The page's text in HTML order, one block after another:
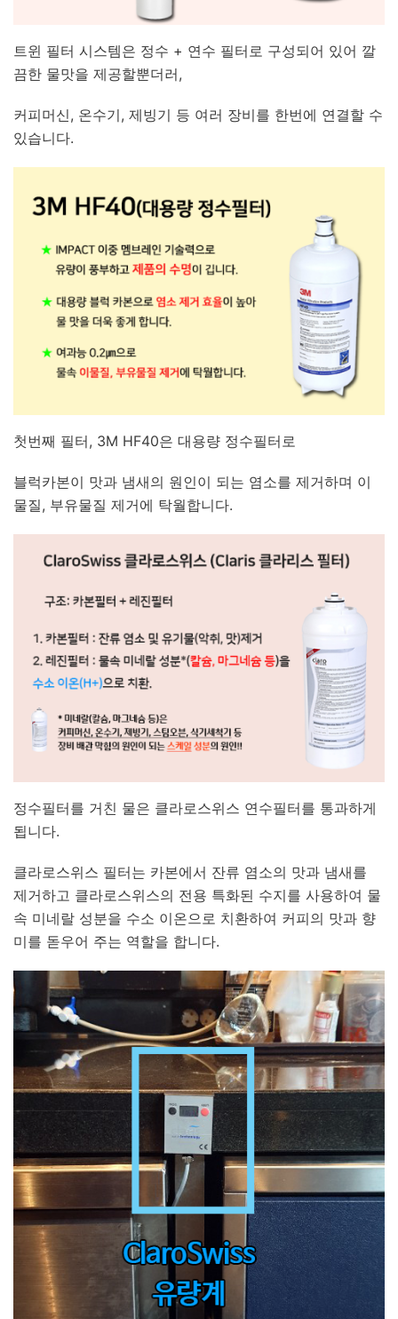
트윈 필터 시스템은 정수 + 연수 필터로 구성되어 있어 깔
끔한 물맛을 제공할뿐더러,
커피머신, 온수기, 제빙기 등 여러 장비를 한번에 연결할 수
있습니다.
첫번째 필터, 3M HF40은 대용량 정수필터로
블럭카본이 맛과 냄새의 원인이 되는 염소를 제거하며 이
물질, 부유물질 제거에 탁월합니다.
정수필터를 거친 물은 클라로스위스 연수필터를 통과하게
됩니다.
클라로스위스 필터는 카본에서 잔류 염소의 맛과 냄새를
제거하고 클라로스위스의 전용 특화된 수지를 사용하여 물
속 미네랄 성분을 수소 이온으로 치환하여 커피의 맛과 향
미를 돋우어 주는 역할을 합니다.